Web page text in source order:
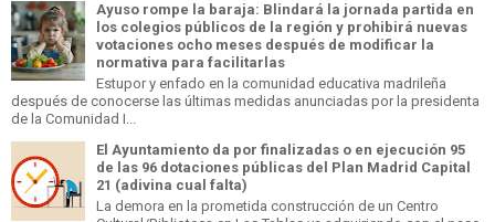
Ayuso rompe la baraja: Blindará la jornada partida en
los colegios públicos de la región y prohibirá nuevas
votaciones ocho meses después de modificar la
normativa para facilitarlas
Estupor y enfado en la comunidad educativa madrileña
después de conocerse las últimas medidas anunciadas por la presidenta
de la Comunidad I...
El Ayuntamiento da por finalizadas o en ejecución 95
de las 96 dotaciones públicas del Plan Madrid Capital
21 (adivina cual falta)
La demora en la prometida construcción de un Centro